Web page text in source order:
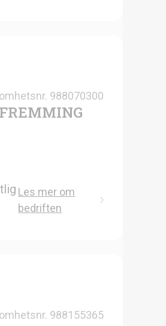
988070300
Les mer om
bedriften
988155365